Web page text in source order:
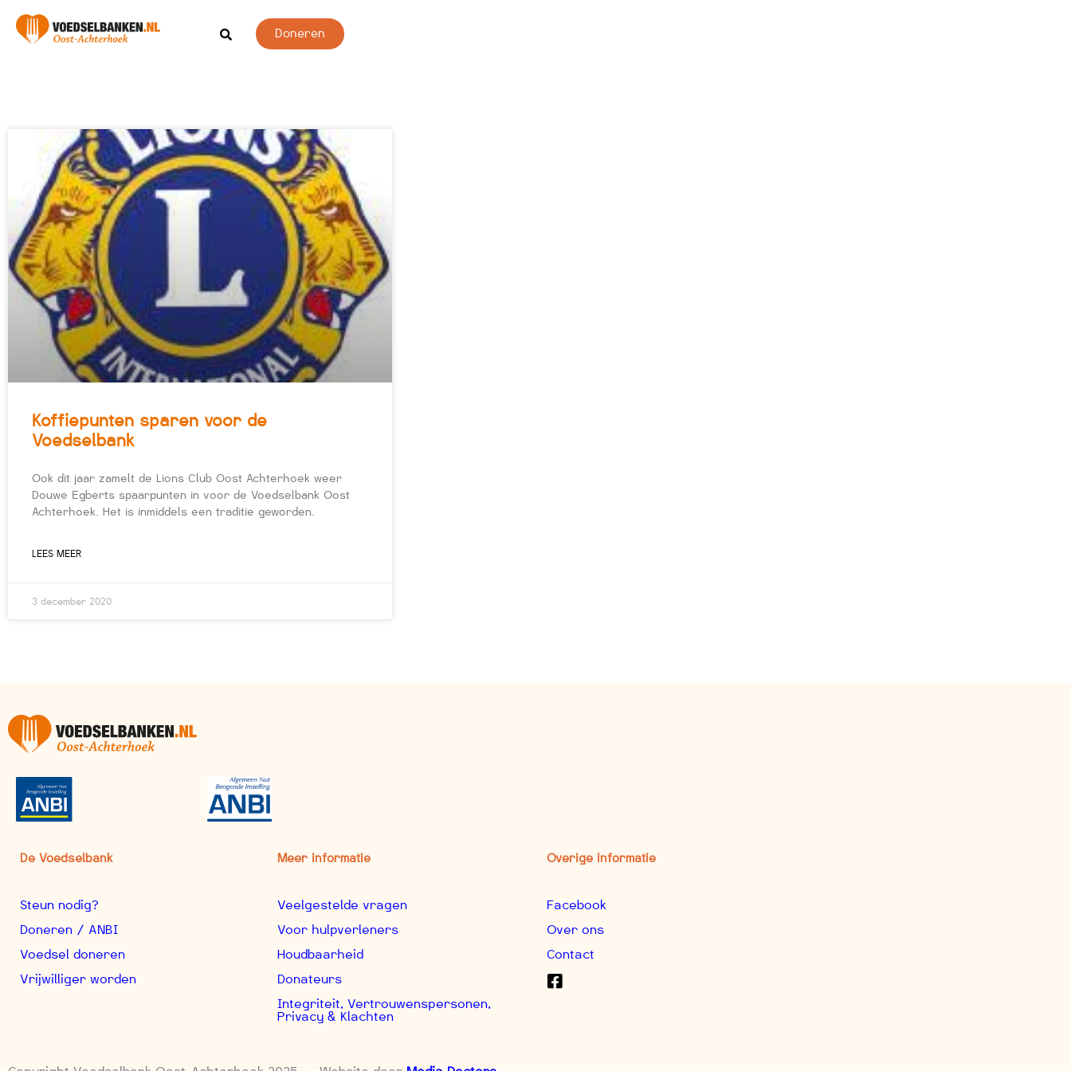
Doneren
Koffiepunten sparen voor de
Voedselbank
Ook dit jaar zamelt de Lions Club Oost Achterhoek weer
Douwe Egberts spaarpunten in voor de Voedselbank Oost
Achterhoek. Het is inmiddels een traditie geworden.
LEES MEER
3 december 2020
De Voedselbank
Steun nodig?
Doneren / ANBI
Voedsel doneren
Vrijwilliger worden
Meer informatie
Veelgestelde vragen
Voor hulpverleners
Houdbaarheid
Donateurs
Integriteit, Vertrouwenspersonen,
Privacy & Klachten
Overige informatie
Facebook
Over ons
Contact